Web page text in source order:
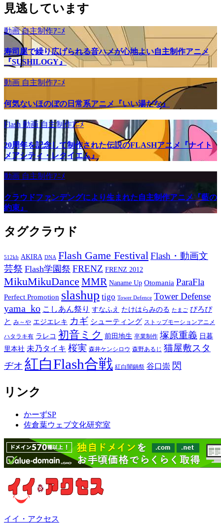
見逃しています
動画自主制作ｱﾆﾒ
寿司屋で繰り広げられる音ハメが心地よい自主制作アニメ
『SUSHILOGY』
動画 自主制作ｱﾆﾒ
何気ないほのぼの日常系アニメ『いい湯だな』
Flash 動画自主制作ｱﾆﾒ
20周年を記念して制作された伝説のFLASHアニメ『ナイト
メアシティ・レクイエム』
動画 自主制作ｱﾆﾒ
クラウドファンデングにより生まれた自主制作アニメ『藍の
約束』
タグクラウド
512kb AKIRA DNA Flash Game Festival Flash・動画文
芸祭 Flash学園祭 FRENZ FRENZ 2012
MikuMikuDance MMR Naname Up Otomania ParaFla
Perfect Promotion slashup tigo Tower Defence Tower Defense
yama_ko こしあん祭り すなふえ たけはらみのる たまご ぴろぴ
と み～や エジエレキ カギ シューティング ストップモーションアニメ
ハタラキ有 ラレコ 初音ミク 前田地生 卒業制作 塚原重義 日暮
里本社 未乃タイキ 桜実 森井ケンシロウ 森野あるじ 猫屋敷スタ
ヂオ 紅白Flash合戦 紅白闇鍋祭 谷口崇 閃
リンク
かーずSP
佐倉葉ウェブ文化研究室
イイ・アクセス